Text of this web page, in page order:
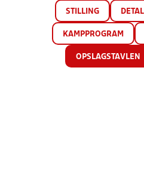
STILLING
KAMPPROGRAM
OPSLAGSTAVLEN